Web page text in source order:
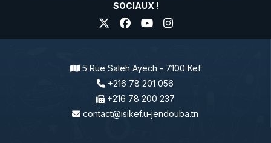
SOCIAUX !
5 Rue Saleh Ayech - 7100 Kef
+216 78 201 056
+216 78 200 237
contact@isikef.u-jendouba.tn